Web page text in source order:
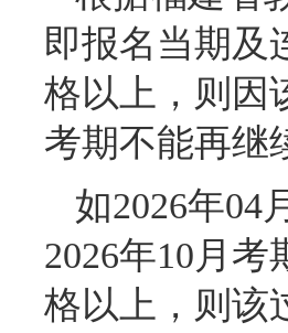
即报名当期及
格以上，则因
考期不能再继
如2026年04
2026年10月
格以上，则该